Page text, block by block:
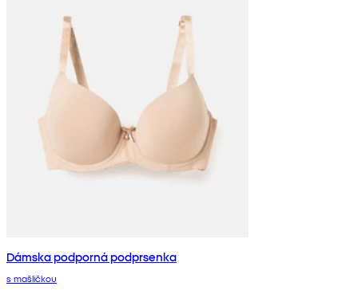
Dámska podporná podprsenka
s mašličkou